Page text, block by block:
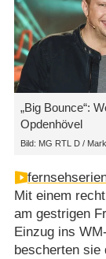
„Big Bounce“:
Opdenhövel
Bild: MG RTL D /
Mit einem
am gestrigen
Einzug ins
bescherten sie